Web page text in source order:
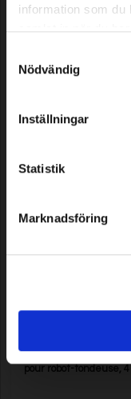
information som du
Nödvändig
Inställningar
Statistik
Marknadsföring
Bande d’étanchéité
Kit d’inserts filetés de
pour robot-tondeuse,